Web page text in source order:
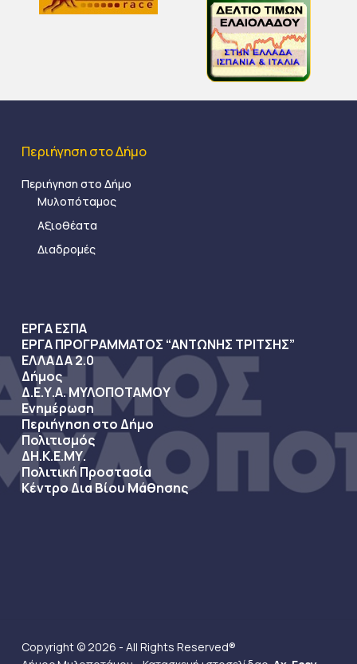
Περιήγηση στο Δήμο
Περιήγηση στο Δήμο
Μυλοπόταμος
Αξιοθέατα
Διαδρομές
ΕΡΓΑ ΕΣΠΑ
ΕΡΓΑ ΠΡΟΓΡΑΜΜΑΤΟΣ “ΑΝΤΩΝΗΣ ΤΡΙΤΣΗΣ”
ΕΛΛΑΔΑ 2.0
Δήμος
Δ.Ε.Υ.Α. ΜΥΛΟΠΟΤΑΜΟΥ
Ενημέρωση
Περιήγηση στο Δήμο
Πολιτισμός
ΔΗ.Κ.Ε.ΜΥ.
Πολιτική Προστασία
Κέντρο Δια Βίου Μάθησης
Copyright © 2026 - All Rights Reserved®